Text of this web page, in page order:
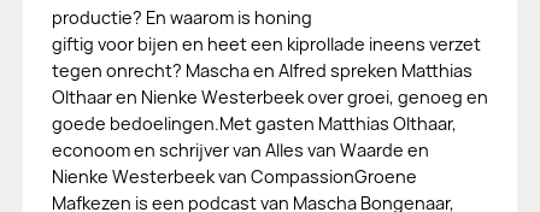
productie? En waarom is honing
giftig voor bijen en heet een kiprollade ineens verzet
tegen onrecht? Mascha en Alfred spreken Matthias
Olthaar en Nienke Westerbeek over groei, genoeg en
goede bedoelingen.Met gasten Matthias Olthaar,
econoom en schrijver van Alles van Waarde en
Nienke Westerbeek van CompassionGroene
Mafkezen is een podcast van Mascha Bongenaar,